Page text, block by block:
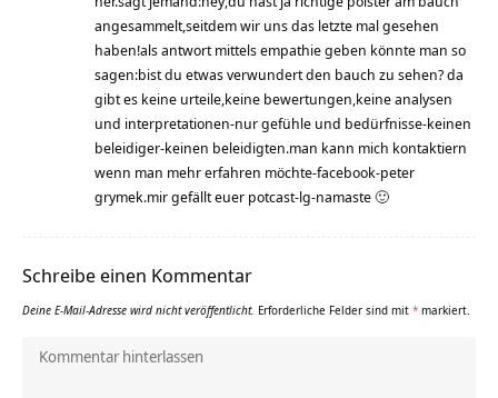
angesammelt,seitdem wir uns das letzte mal gesehen
haben!als antwort mittels empathie geben könnte man so
sagen:bist du etwas verwundert den bauch zu sehen? da
gibt es keine urteile,keine bewertungen,keine analysen
und interpretationen-nur gefühle und bedürfnisse-keinen
beleidiger-keinen beleidigten.man kann mich kontaktiern
wenn man mehr erfahren möchte-facebook-peter
grymek.mir gefällt euer potcast-lg-namaste 🙂
Schreibe einen Kommentar
Deine E-Mail-Adresse wird nicht veröffentlicht. Erforderliche Felder sind mit * markiert.